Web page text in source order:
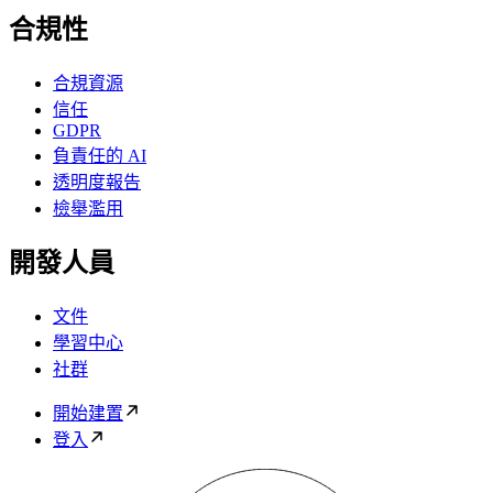
合規性
合規資源
信任
GDPR
負責任的 AI
透明度報告
檢舉濫用
開發人員
文件
學習中心
社群
開始建置
登入